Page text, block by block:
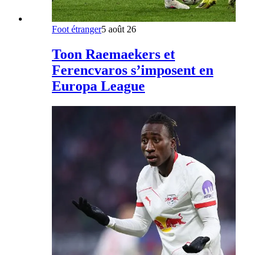
Foot étranger5 août 26
Toon Raemaekers et
Ferencvaros s’imposent en
Europa League